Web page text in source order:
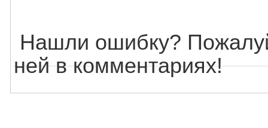
Нашли ошибку?
ней в комментариях!